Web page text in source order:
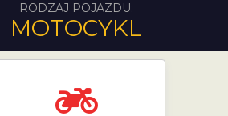
RODZAJ POJAZDU:
MOTOCYKL